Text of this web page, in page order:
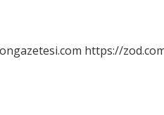
https://